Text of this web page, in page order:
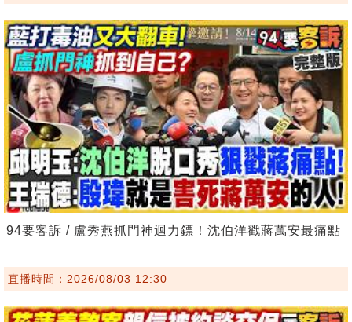
94要客訴 / 盧秀燕抓門神迴力鏢！沈伯洋戳蔣萬安最痛點
直播時間：2026/08/03 12:30